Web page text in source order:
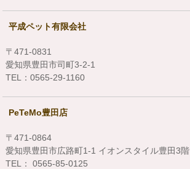
平成ペット有限会社
〒471-0831
愛知県豊田市司町3-2-1
TEL：0565-29-1160
PeTeMo豊田店
〒471-0864
愛知県豊田市広路町1-1 イオンスタイル豊田3階
TEL： 0565-85-0125